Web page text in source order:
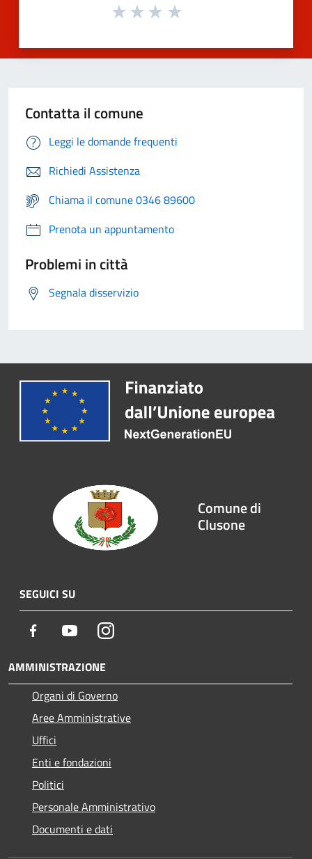
Contatta il comune
Leggi le domande frequenti
Richiedi Assistenza
Chiama il comune 0346 89600
Prenota un appuntamento
Problemi in città
Segnala disservizio
Comune di
Clusone
SEGUICI SU
Facebook YoutubeInstagram
AMMINISTRAZIONE
Organi di Governo
Aree Amministrative
Uffici
Enti e fondazioni
Politici
Personale Amministrativo
Documenti e dati